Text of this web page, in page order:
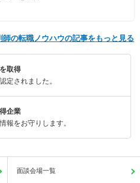
師の転職ノウハウの記事をもっと見る
取得
定されました。
企業
報をお守りします。
面談会場一覧